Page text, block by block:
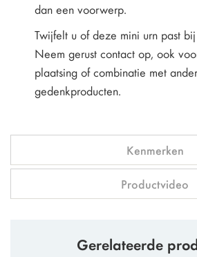
dan een voorwerp.
Twijfelt u of deze mini urn past
Neem gerust contact op, ook
plaatsing of combinatie met
gedenkproducten.
Kenmerken
Productvideo
Gerelateerde